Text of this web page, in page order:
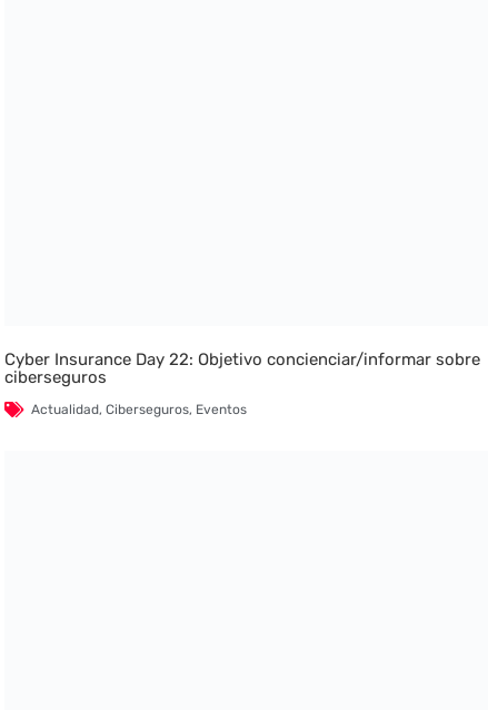
Cyber Insurance Day 22: Objetivo concienciar/informar sobre
ciberseguros
Actualidad,Ciberseguros, Eventos